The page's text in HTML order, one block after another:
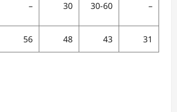
– 30 30-60 –
56 48 43 31